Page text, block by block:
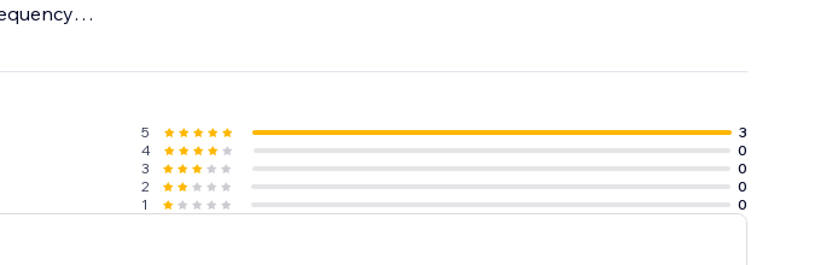
watermark, use logos, images, gifs, full-
5
3
4
0
3
0
2
0
1
0